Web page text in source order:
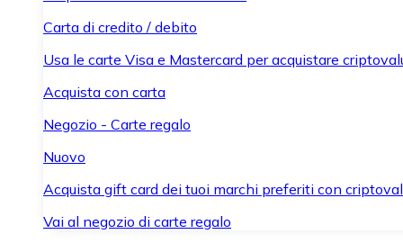
Carta di credito / debito
Usa le carte Visa e Mastercard per acquistare
Acquista con carta
Negozio - Carte regalo
Nuovo
Acquista gift card dei tuoi marchi preferiti con
Vai al negozio di carte regalo